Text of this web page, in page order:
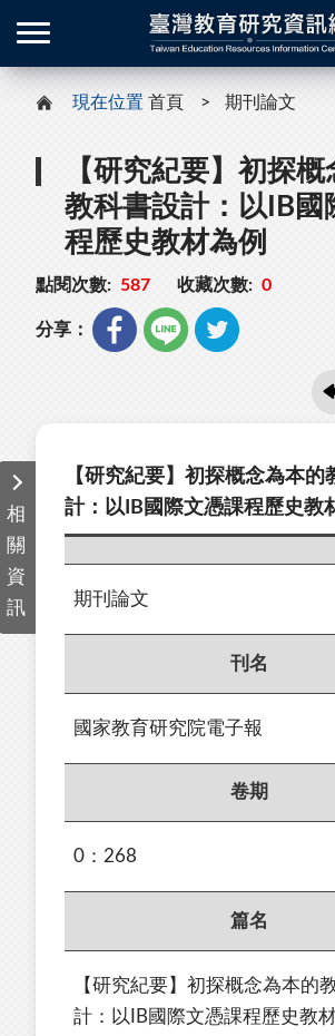
現在位置 首頁 期刊論文
【研究紀要】初探
教科書設計：以IB國
程歷史教材為例
點閱次數: 587 收藏次數: 0
分享：
相
關
資
訊
【研究紀要】初探概念為本的
計：以IB國際文憑課程歷史教
期刊論文
刊名
國家教育研究院電子報
卷期
0：268
篇名
【研究紀要】初探概念為本的
計：以IB國際文憑課程歷史教